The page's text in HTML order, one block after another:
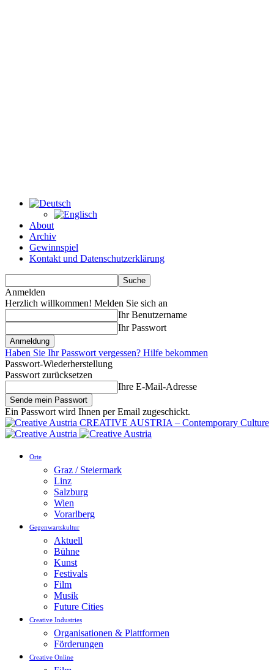
About
Archiv
Gewinnspiel
Kontakt und Datenschutzerklärung
Anmelden
Herzlich willkommen! Melden Sie sich an
Ihr Benutzername
Ihr Passwort
Haben Sie Ihr Passwort vergessen? Hilfe bekommen
Passwort-Wiederherstellung
Passwort zurücksetzen
Ihre E-Mail-Adresse
Ein Passwort wird Ihnen per Email zugeschickt.
CREATIVE AUSTRIA – Contemporary Culture
Orte
Graz / Steiermark
Linz
Salzburg
Wien
Vorarlberg
Gegenwartskultur
Aktuell
Bühne
Kunst
Festivals
Film
Musik
Future Cities
Creative Industries
Organisationen & Plattformen
Förderungen
Creative Online